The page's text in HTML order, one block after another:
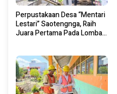
Perpustakaan Desa “Mentari
Lestari” Saotengnga, Raih
Juara Pertama Pada Lomba